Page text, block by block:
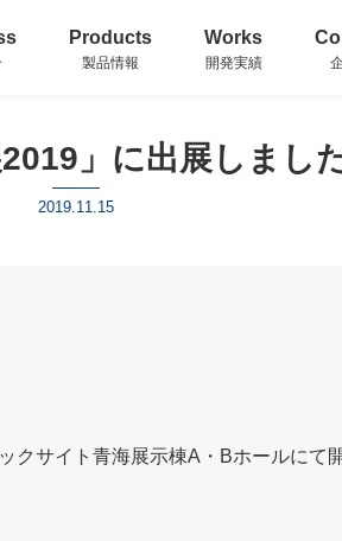
Products
製品情報
Works
開発実績
2019」に出展しまし
2019.11.15
クサイト青海展示棟A・Bホールにて